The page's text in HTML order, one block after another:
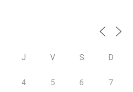
J V S D
4 5 6 7